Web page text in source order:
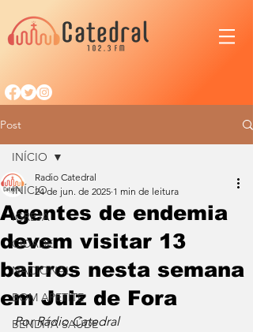
Post
INÍCIO
IGREJA
CIDADE
NACIONAL
BOM APETITE
BENDITA SAÚDE
INÍCIO
Agentes de endemia
devem visitar 13
bairros nesta semana
em Juiz de Fora
Radio Catedral
24 de jun. de 2025 1 min de leitura
Por Rádio Catedral